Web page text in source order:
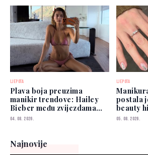
LJEPOTA
Plava boja preuzima
manikir trendove: Hailey
Bieber među zvijezdama
koje je već nose
04. 08. 2026.
LJEPOTA
postala
beauty
05. 08. 2026.
Najnovije